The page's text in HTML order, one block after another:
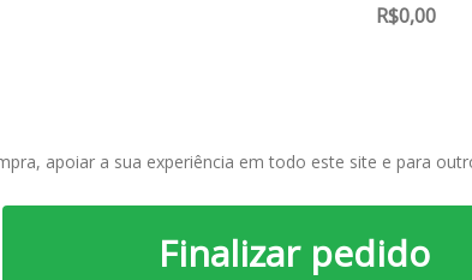
R$0,00
apoiar a sua experiência em todo este site e para
Finalizar pedido